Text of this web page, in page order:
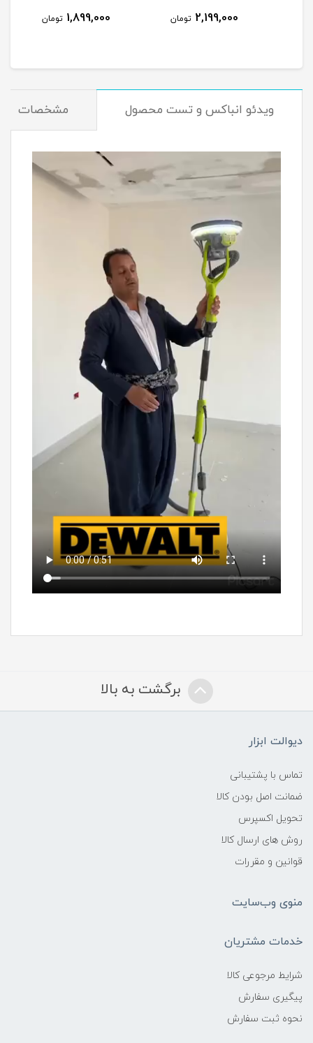
2,199,000 تومان 1,899,000 تومان
ویدئو انباکس و تست محصول مشخصات
برگشت به بالا
دیوالت ابزار
تماس با پشتیبانی
ضمانت اصل بودن کالا
تحویل اکسپرس
روش های ارسال کالا
قوانین و مقررات
منوی وب‌سایت
خدمات مشتریان
شرایط مرجوعی کالا
پیگیری سفارش
نحوه ثبت سفارش